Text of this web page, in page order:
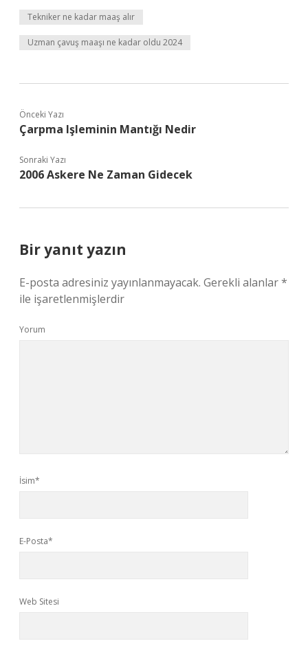
Tekniker ne kadar maaş alır
Uzman çavuş maaşı ne kadar oldu 2024
Önceki Yazı
Çarpma Işleminin Mantığı Nedir
Sonraki Yazı
2006 Askere Ne Zaman Gidecek
Bir yanıt yazın
E-posta adresiniz yayınlanmayacak. Gerekli alanlar*
ile işaretlenmişlerdir
Yorum
İsim*
E-Posta*
Web Sitesi